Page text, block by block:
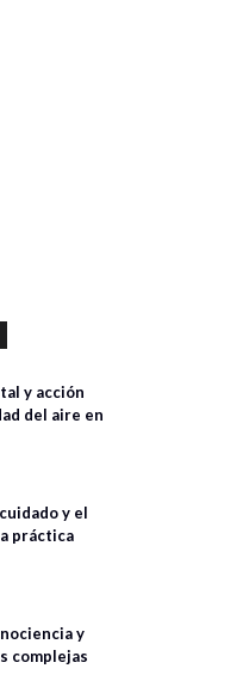
y acción
del aire en
y el
práctica
y
complejas